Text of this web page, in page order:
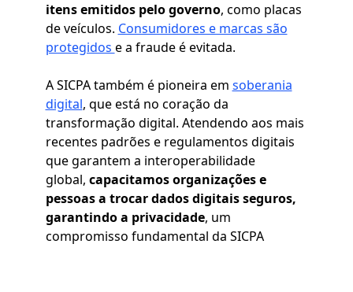
itens emitidos pelo governo, como placas
de veículos. Consumidores e marcas são
protegidos e a fraude é evitada.
A SICPA também é pioneira em soberania
digital, que está no coração da
transformação digital. Atendendo aos mais
recentes padrões e regulamentos digitais
que garantem a interoperabilidade
global, capacitamos organizações e
pessoas a trocar dados digitais seguros,
garantindo a privacidade, um
compromisso fundamental da SICPA